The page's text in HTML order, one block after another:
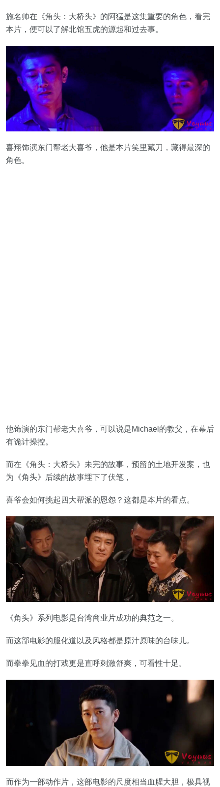
施名帅在《角头：大桥头》的阿猛是这集重要的角色，看完
本片，便可以了解北馆五虎的源起和过去事。
喜翔饰演东门帮老大喜爷，他是本片笑里藏刀，藏得最深的
角色。
他饰演的东门帮老大喜爷，可以说是Michael的教父，在幕后
有诡计操控。
而在《角头：大桥头》未完的故事，预留的土地开发案，也
为《角头》后续的故事埋下了伏笔，
喜爷会如何挑起四大帮派的恩怨？这都是本片的看点。
《角头》系列电影是台湾商业片成功的典范之一。
而这部电影的服化道以及风格都是原汁原味的台味儿。
而拳拳见血的打戏更是直呼刺激舒爽，可看性十足。
而作为一部动作片，这部电影的尺度相当血腥大胆，极具视